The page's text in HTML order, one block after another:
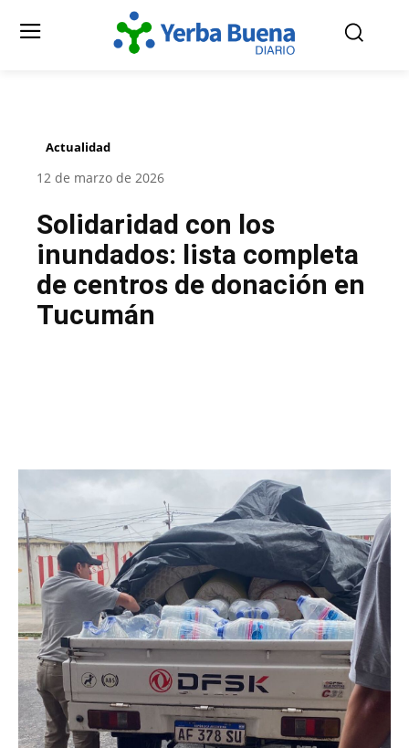
Actualidad
12 de marzo de 2026
Solidaridad con los
inundados: lista completa
de centros de donación en
Tucumán